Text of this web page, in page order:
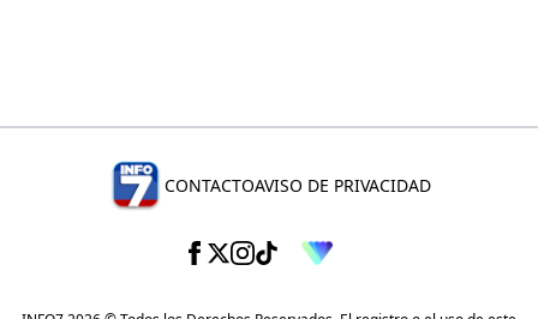
CONTACTOAVISO DE PRIVACIDAD